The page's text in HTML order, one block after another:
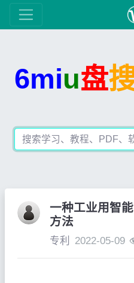
6miu盘
一种工业用智
方法
专利 2022-05-09